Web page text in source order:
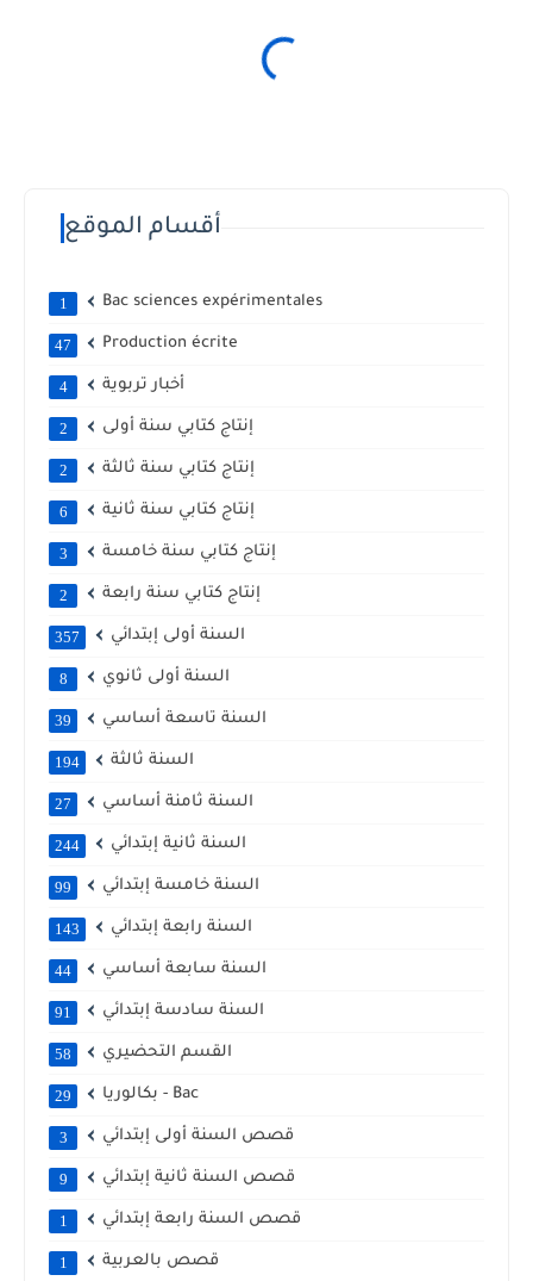
أقسام الموقع
Bac sciences expérimentales
1
Production écrite
47
أخبار تربوية 4
إنتاج كتابي سنة أولى 2
إنتاج كتابي سنة ثالثة 2
إنتاج كتابي سنة ثانية 6
إنتاج كتابي سنة خامسة 3
إنتاج كتابي سنة رابعة 2
السنة أولى إبتدائي 357
السنة أولى ثانوي 8
السنة تاسعة أساسي 39
السنة ثالثة 194
السنة ثامنة أساسي 27
السنة ثانية إبتدائي 244
السنة خامسة إبتدائي 99
السنة رابعة إبتدائي 143
السنة سابعة أساسي 44
السنة سادسة إبتدائي 91
القسم التحضيري 58
بكالوريا - Bac 29
قصص السنة أولى إبتدائي 3
قصص السنة ثانية إبتدائي 9
قصص السنة رابعة إبتدائي 1
قصص بالعربية 1